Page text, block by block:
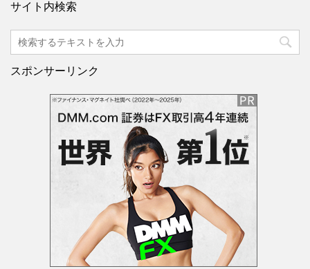
サイト内検索
スポンサーリンク